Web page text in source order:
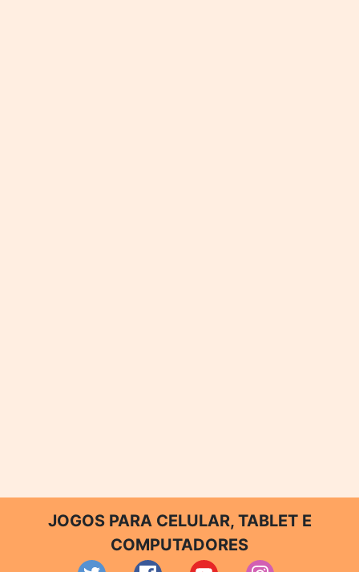
JOGOS PARA CELULAR, TABLET E
COMPUTADORES